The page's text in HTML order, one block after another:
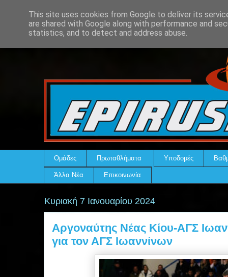
Ομάδες Πρωταθλήματα Υποδομές
Άλλα Νέα Επικοινωνία
Κυριακή 7 Ιανουαρίου 2024
Αργοναύτης Νέας Κίου-ΑΓΣ
για τον ΑΓΣ Ιωαννίνων
This site uses cookies from Google to deliver its
are shared with Google along with performance and
statistics, and to detect and address abuse.